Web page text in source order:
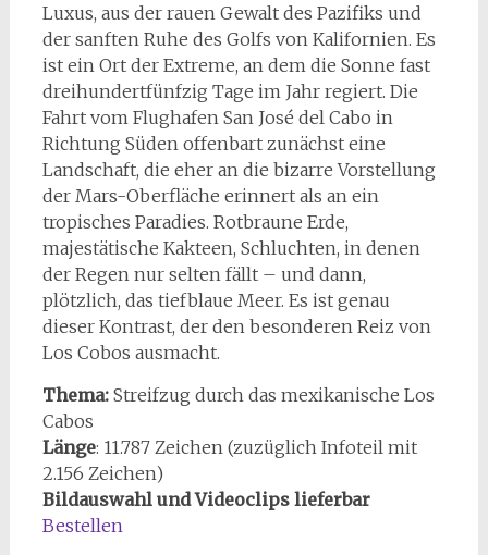
Luxus, aus der rauen Gewalt des Pazifiks und
der sanften Ruhe des Golfs von Kalifornien. Es
ist ein Ort der Extreme, an dem die Sonne fast
dreihundertfünfzig Tage im Jahr regiert. Die
Fahrt vom Flughafen San José del Cabo in
Richtung Süden offenbart zunächst eine
Landschaft, die eher an die bizarre Vorstellung
der Mars-Oberfläche erinnert als an ein
tropisches Paradies. Rotbraune Erde,
majestätische Kakteen, Schluchten, in denen
der Regen nur selten fällt – und dann,
plötzlich, das tiefblaue Meer. Es ist genau
dieser Kontrast, der den besonderen Reiz von
Los Cobos ausmacht.
Thema: Streifzug durch das mexikanische Los
Cabos
Länge: 11.787 Zeichen (zuzüglich Infoteil mit
2.156 Zeichen)
Bildauswahl und Videoclips lieferbar
Bestellen